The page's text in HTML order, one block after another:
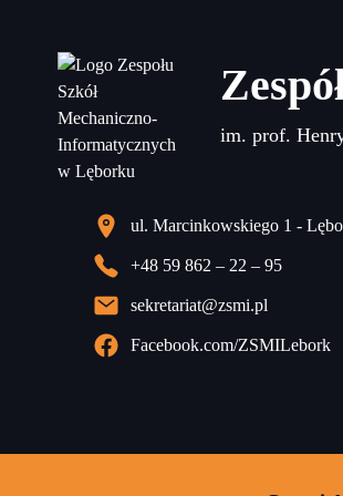
im. prof.
ul. Marcinkowskiego 1 -
+48 59 862 – 22 – 95
sekretariat@zsmi.pl
Facebook.com/ZSMILebork